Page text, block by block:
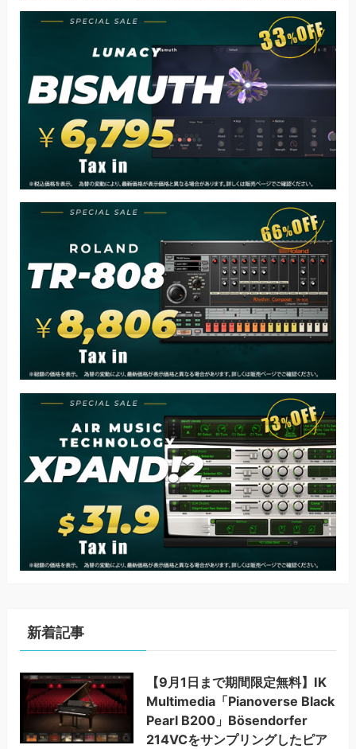
新着記事
【9月1日まで期間限定無料】IK
Multimedia「Pianoverse Black
Pearl B200」Bösendorfer
214VCをサンプリングしたピア